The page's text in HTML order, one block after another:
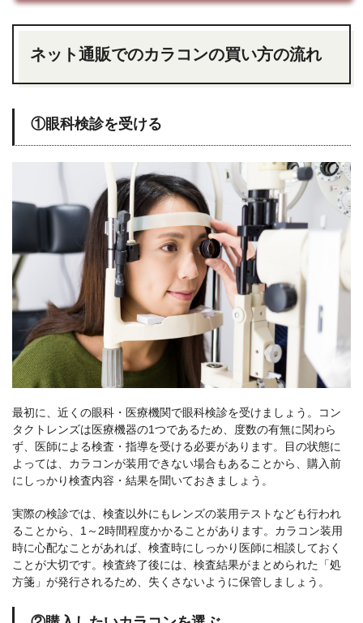
ネット通販でのカラコンの買い方の流れ
①眼科検診を受ける
最初に、近くの眼科・医療機関で眼科検診を受けましょう。コン
タクトレンズは医療機器の1つであるため、度数の有無に関わら
ず、医師による検査・指導を受ける必要があります。目の状態に
よっては、カラコンが装用できない場合もあることから、購入前
にしっかり検査内容・結果を聞いておきましょう。
実際の検診では、検査以外にもレンズの装用テストなども行われ
ることから、1～2時間程度かかることがあります。カラコン装用
時に心配なことがあれば、検査時にしっかり医師に相談しておく
ことが大切です。検査終了後には、検査結果がまとめられた「処
方箋」が発行されるため、失くさないように保管しましょう。